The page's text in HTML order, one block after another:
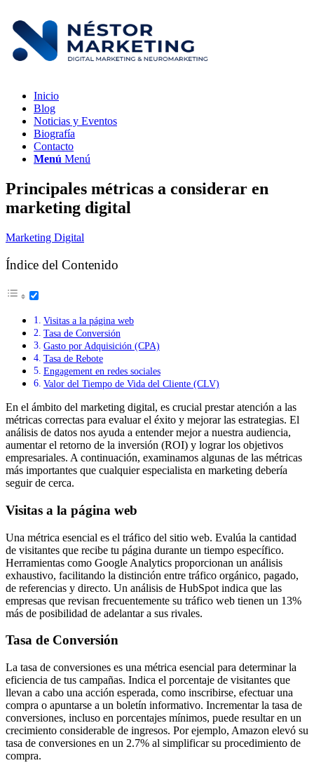
Inicio
Blog
Noticias y Eventos
Biografía
Contacto
Menú Menú
Principales métricas a considerar en
marketing digital
Marketing Digital
Índice del Contenido
Visitas a la página web
Tasa de Conversión
Gasto por Adquisición (CPA)
Tasa de Rebote
Engagement en redes sociales
Valor del Tiempo de Vida del Cliente (CLV)
En el ámbito del marketing digital, es crucial prestar atención a las
métricas correctas para evaluar el éxito y mejorar las estrategias. El
análisis de datos nos ayuda a entender mejor a nuestra audiencia,
aumentar el retorno de la inversión (ROI) y lograr los objetivos
empresariales. A continuación, examinamos algunas de las métricas
más importantes que cualquier especialista en marketing debería
seguir de cerca.
Visitas a la página web
Una métrica esencial es el tráfico del sitio web. Evalúa la cantidad
de visitantes que recibe tu página durante un tiempo específico.
Herramientas como Google Analytics proporcionan un análisis
exhaustivo, facilitando la distinción entre tráfico orgánico, pagado,
de referencias y directo. Un análisis de HubSpot indica que las
empresas que revisan frecuentemente su tráfico web tienen un 13%
más de posibilidad de adelantar a sus rivales.
Tasa de Conversión
La tasa de conversiones es una métrica esencial para determinar la
eficiencia de tus campañas. Indica el porcentaje de visitantes que
llevan a cabo una acción esperada, como inscribirse, efectuar una
compra o apuntarse a un boletín informativo. Incrementar la tasa de
conversiones, incluso en porcentajes mínimos, puede resultar en un
crecimiento considerable de ingresos. Por ejemplo, Amazon elevó su
tasa de conversiones en un 2.7% al simplificar su procedimiento de
compra.